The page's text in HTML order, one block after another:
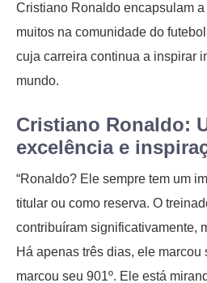
Cristiano Ronaldo encapsulam
muitos na comunidade do
cuja carreira continua a inspirar
mundo.
Cristiano Ronaldo:
excelência e
“Ronaldo? Ele sempre tem um
titular ou como reserva. O
contribuíram significativamente,
Há apenas três dias, ele marcou
marcou seu 901º. Ele está